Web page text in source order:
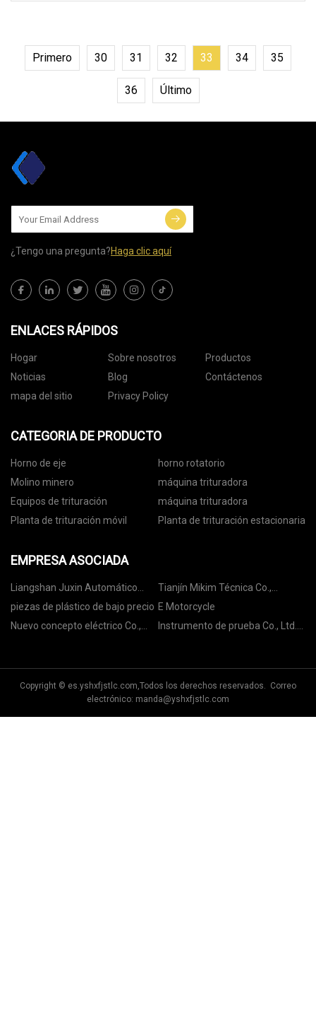
piedra, planta trituradora de piedra se
Primero 30 31 32 33 34 35
36 Último
¿Tengo una pregunta?Haga clic aquí
ENLACES RÁPIDOS
Hogar Sobre nosotros
Productos
Noticias
Blog
Contáctenos
mapa del sitio
Privacy Policy
CATEGORIA DE PRODUCTO
Horno de eje
horno rotatorio
Molino minero
máquina trituradora
Equipos de trituración
máquina trituradora
Planta de trituración móvil
Planta de trituración estacionaria
EMPRESA ASOCIADA
Liangshan Juxin Automático
Piezas Co., Limitado
Tianjín Mikim Técnica Co.,
Limitado.
piezas de plástico de bajo precio E Motorcycle
Nuevo concepto eléctrico Co.,
Instrumento de prueba Co., Ltd.
Copyright © es.yshxfjstlc.com,Todos los derechos reservados. Correo
electrónico: manda@yshxfjstlc.com